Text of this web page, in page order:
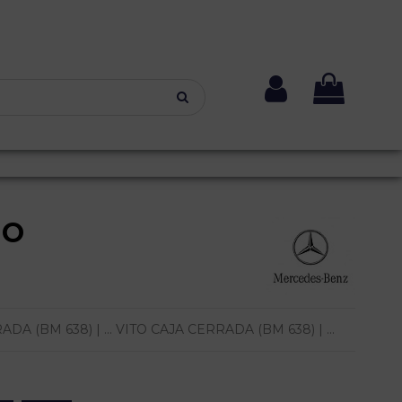
(BM 638) | ... VITO CAJA CERRADA (BM 638) | ...